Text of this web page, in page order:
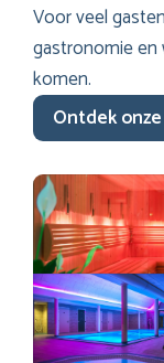
Voor veel
gastronomie en
komen.
Ontdek